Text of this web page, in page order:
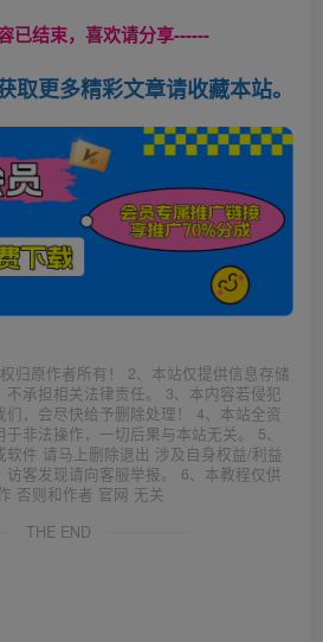
已结束，喜欢请分享------
取更多精彩文章请收藏本站。
归原作者所有！ 2、本站仅提供信息存储
承担相关法律责任。 3、本内容若侵犯
，会尽快给予删除处理！ 4、本站全资
非法操作，一切后果与本站无关。 5、
软件 请马上删除退出 涉及自身权益/利益
客发现请向客服举报。 6、本教程仅供
否则和作者 官网 无关
THE END